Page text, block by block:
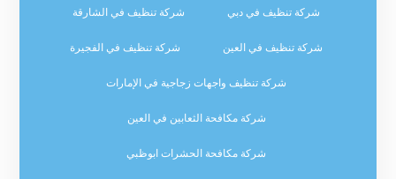
شركة تنظيف في دبي شركة تنظيف في الشارقة
شركة تنظيف في العين شركة تنظيف في الفجيرة
شركة تنظيف واجهات زجاجية في الإمارات
شركة مكافحة الثعابين في العين
شركة مكافحة الحشرات ابوظبي